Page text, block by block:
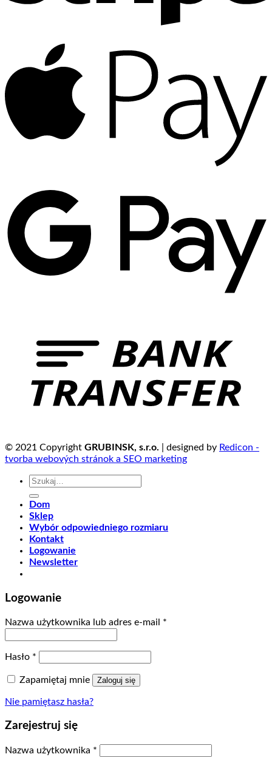
© 2021 Copyright GRUBINSK, s.r.o. | designed by Redicon -
tvorba webových stránok a SEO marketing
Szukaj:
Dom
Sklep
Wybór odpowiedniego rozmiaru
Kontakt
Logowanie
Newsletter
Logowanie
Nazwa użytkownika lub adres e-mail *
Hasło *
Zapamiętaj mnie Zaloguj się
Nie pamiętasz hasła?
Zarejestruj się
Nazwa użytkownika *